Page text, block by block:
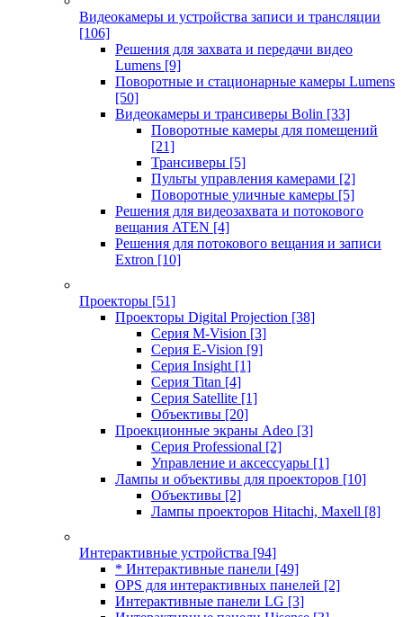
Видеокамеры и устройства записи и трансляции
[106]
Решения для захвата и передачи видео
Lumens [9]
Поворотные и стационарные камеры Lumens
[50]
Видеокамеры и трансиверы Bolin [33]
Поворотные камеры для помещений
[21]
Трансиверы [5]
Пульты управления камерами [2]
Поворотные уличные камеры [5]
Решения для видеозахвата и потокового
вещания ATEN [4]
Решения для потокового вещания и записи
Extron [10]
Проекторы [51]
Проекторы Digital Projection [38]
Серия M-Vision [3]
Серия E-Vision [9]
Серия Insight [1]
Серия Titan [4]
Серия Satellite [1]
Объективы [20]
Проекционные экраны Adeo [3]
Серия Professional [2]
Управление и аксессуары [1]
Лампы и объективы для проекторов [10]
Объективы [2]
Лампы проекторов Hitachi, Maxell [8]
Интерактивные устройства [94]
* Интерактивные панели [49]
OPS для интерактивных панелей [2]
Интерактивные панели LG [3]